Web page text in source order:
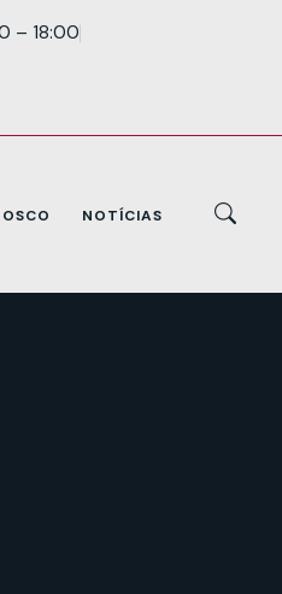
– 18:00
NOTÍCIAS